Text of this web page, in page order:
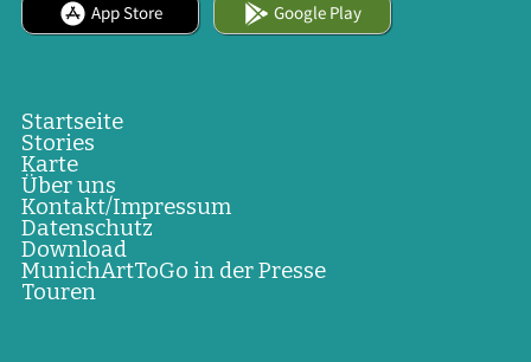
App Store Google Play
Startseite
Stories
Karte
Über uns
Kontakt/Impressum
Datenschutz
Download
MunichArtToGo in der Presse
Touren